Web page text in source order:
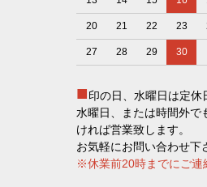
20 21 22 23
27 28 29 30
■印の日、水曜日は定休
水曜日、または時間外で
ければ営業致します。
お気軽にお問い合わせ下
※休業前20時までにご連